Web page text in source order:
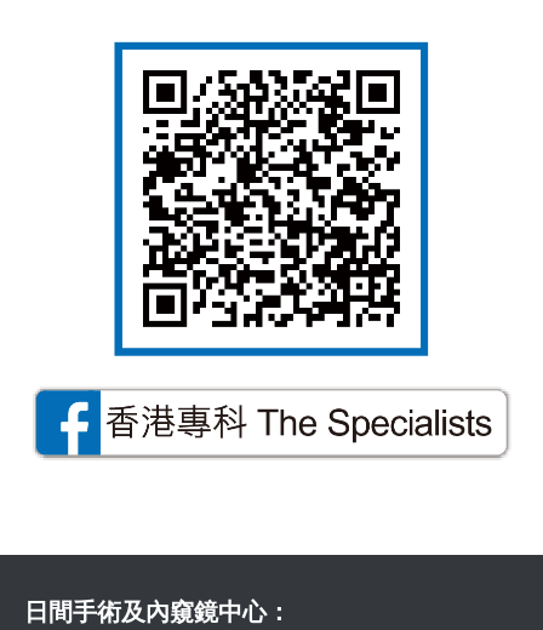
日間手術及內窺鏡中心：